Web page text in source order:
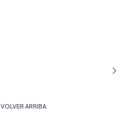
VOLVER ARRIBA